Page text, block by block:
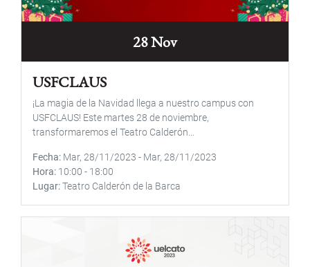
28 Nov
USFCLAUS
¡La magia de la Navidad llega a nuestro campus con
USFCLAUS! Este martes 28 de noviembre,
transformaremos el Teatro Calderón...
Fecha Mar, 28/11/2023 - Mar, 28/11/2023
Hora 10:00 - 18:00
Lugar Teatro Calderón de la Barca